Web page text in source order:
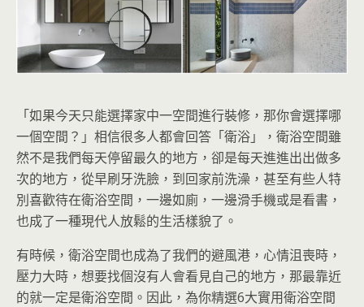
「如果今天只能選擇家中一空間進行裝修，那你會選擇哪
一個空間？」相信很多人都會回答「衛浴」，衛浴空間雖
然不是我們每天停留最久的地方，卻是每天進進出出做多
次的地方，從早刷牙洗臉，到回家前洗澡，甚至有些人特
別喜歡待在衛浴空間，一邊如廁，一邊滑手機或是看書，
也成了一種現代人放鬆的生活樣貌了。
有時候，衛浴空間也成為了我們的避風港，心情沮喪時，
壓力大時，想要找個沒有人會看見自己的地方，那最靠近
的就一定是衛浴空間。因此，為你精選6大實用衛浴空間